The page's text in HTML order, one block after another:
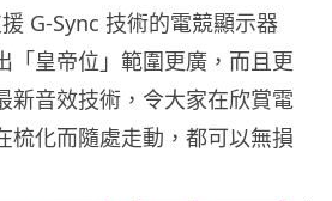
G-Sync 技術的電競顯示器
「皇帝位」範圍更廣，而且更
新音效技術，令大家在欣賞電
梳化而隨處走動，都可以無損